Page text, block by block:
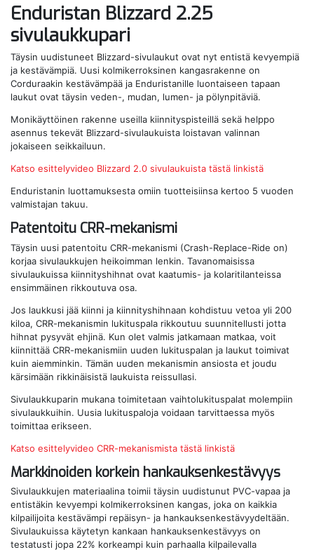
Enduristan Blizzard 2.25
sivulaukkupari
Täysin uudistuneet Blizzard-sivulaukut ovat nyt entistä kevyempiä
ja kestävämpiä. Uusi kolmikerroksinen kangasrakenne on
Corduraakin kestävämpää ja Enduristanille luontaiseen tapaan
laukut ovat täysin veden-, mudan, lumen- ja pölynpitäviä.
Monikäyttöinen rakenne useilla kiinnityspisteillä sekä helppo
asennus tekevät Blizzard-sivulaukuista loistavan valinnan
jokaiseen seikkailuun.
Katso esittelyvideo Blizzard 2.0 sivulaukuista tästä linkistä
Enduristanin luottamuksesta omiin tuotteisiinsa kertoo 5 vuoden
valmistajan takuu.
Patentoitu CRR-mekanismi
Täysin uusi patentoitu CRR-mekanismi (Crash-Replace-Ride on)
korjaa sivulaukkujen heikoimman lenkin. Tavanomaisissa
sivulaukuissa kiinnityshihnat ovat kaatumis- ja kolaritilanteissa
ensimmäinen rikkoutuva osa.
Jos laukkusi jää kiinni ja kiinnityshihnaan kohdistuu vetoa yli 200
kiloa, CRR-mekanismin lukituspala rikkoutuu suunnitellusti jotta
hihnat pysyvät ehjinä. Kun olet valmis jatkamaan matkaa, voit
kiinnittää CRR-mekanismiin uuden lukituspalan ja laukut toimivat
kuin aiemminkin. Tämän uuden mekanismin ansiosta et joudu
kärsimään rikkinäisistä laukuista reissullasi.
Sivulaukkuparin mukana toimitetaan vaihtolukituspalat molempiin
sivulaukkuihin. Uusia lukituspaloja voidaan tarvittaessa myös
toimittaa erikseen.
Katso esittelyvideo CRR-mekanismista tästä linkistä
Markkinoiden korkein hankauksenkestävyys
Sivulaukkujen materiaalina toimii täysin uudistunut PVC-vapaa ja
entistäkin kevyempi kolmikerroksinen kangas, joka on kaikkia
kilpailijoita kestävämpi repäisyn- ja hankauksenkestävyydeltään.
Sivulaukuissa käytetyn kankaan hankauksenkestävyys on
testatusti jopa 22% korkeampi kuin parhaalla kilpailevalla